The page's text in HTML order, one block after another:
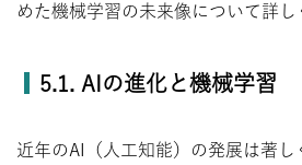
めた機械学習の未来像について詳し
5.1. AIの進化と機械学習
近年のAI（人工知能）の発展は著し